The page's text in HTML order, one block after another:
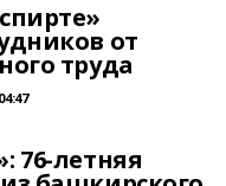
от
труда
76-летняя